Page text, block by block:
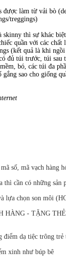
được làm từ vải bò
treggings)
skinny thì sự khác
quần với các chất
(kết quả là khi
đủ túi trước, túi sau
bó, các túi đa
gắng sao cho giống
số, mã vạch hàng
thì cần có những sản
lựa chọn son môi
HÀNG - TẶNG
điểm dạ tiệc trông trẻ
xinh như búp bê